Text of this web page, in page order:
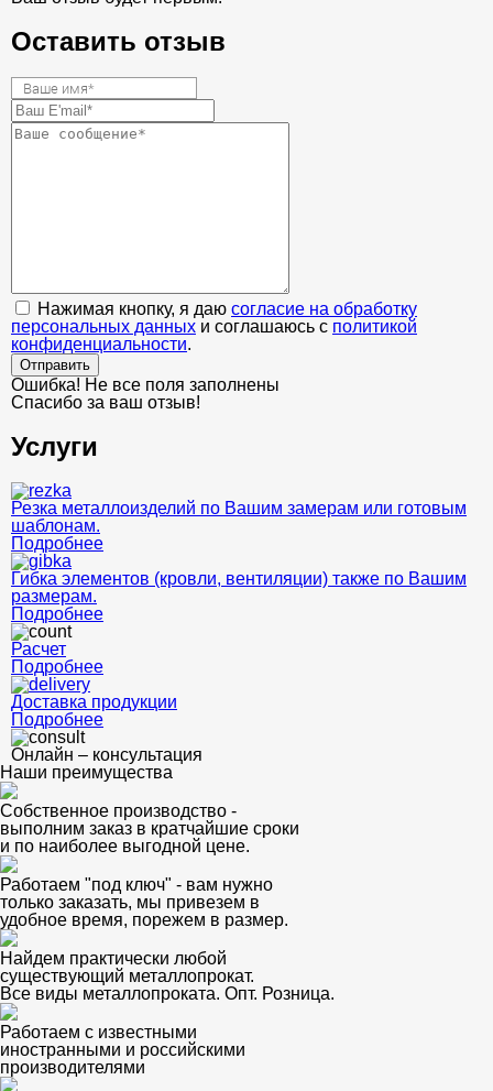
Оставить отзыв
Нажимая кнопку, я даю согласие на обработку
персональных данных и соглашаюсь с политикой
конфиденциальности.
Отправить
Ошибка! Не все поля заполнены
Спасибо за ваш отзыв!
Услуги
Резка металлоизделий по Вашим замерам или готовым
шаблонам.
Подробнее
Гибка элементов (кровли, вентиляции) также по Вашим
размерам.
Подробнее
Расчет
Подробнее
Доставка продукции
Подробнее
Онлайн – консультация
Наши преимущества
Собственное производство -
выполним заказ в кратчайшие сроки
и по наиболее выгодной цене.
Работаем "под ключ" - вам нужно
только заказать, мы привезем в
удобное время, порежем в размер.
Найдем практически любой
существующий металлопрокат.
Все виды металлопроката. Опт. Розница.
Работаем с известными
иностранными и российскими
производителями